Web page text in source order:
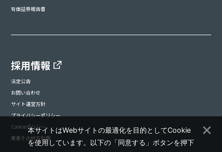
有価証券報告書
採用情報
法定公告
お問い合わせ
サイト運営方針
プライバシーポリシー
Cookieポリシー
憲章その他方針等
本サイトはWebサイトの最適化を目的としてCookie
を使用しています。以下の「同意する」ボタンを押下